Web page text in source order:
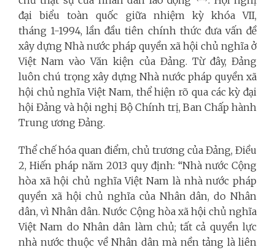
đại biểu toàn quốc giữa nhiệm kỳ khóa VII,
tháng 1-1994, lần đầu tiên chính thức đưa vấn đề
xây dựng Nhà nước pháp quyền xã hội chủ nghĩa ở
Việt Nam vào Văn kiện của Đảng. Từ đây, Đảng
luôn chú trọng xây dựng Nhà nước pháp quyền xã
hội chủ nghĩa Việt Nam, thể hiện rõ qua các kỳ đại
hội Đảng và hội nghị Bộ Chính trị, Ban Chấp hành
Trung ương Đảng.
Thể chế hóa quan điểm, chủ trương của Đảng, Điều
2, Hiến pháp năm 2013 quy định: “Nhà nước Cộng
hòa xã hội chủ nghĩa Việt Nam là nhà nước pháp
quyền xã hội chủ nghĩa của Nhân dân, do Nhân
dân, vì Nhân dân. Nước Cộng hòa xã hội chủ nghĩa
Việt Nam do Nhân dân làm chủ; tất cả quyền lực
nhà nước thuộc về Nhân dân mà nền tảng là liên